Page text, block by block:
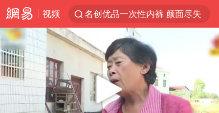
视频
名创优品一次性内裤 颜面尽失
白海豚将正面袭击贯穿浙江
解锁各地夏日限定体验
台风白海豚闭眼浙江上海处于危险半圆
女主硬加吻戏短剧已下架